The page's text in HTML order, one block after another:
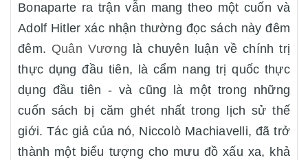
Bonaparte ra trận vẫn mang theo một cuốn và
Adolf Hitler xác nhận thường đọc sách này đêm
đêm. Quân Vương là chuyên luận về chính trị
thực dụng đầu tiên, là cẩm nang trị quốc thực
dụng đầu tiên - và cũng là một trong những
cuốn sách bị căm ghét nhất trong lịch sử thế
giới. Tác giả của nó, Niccolò Machiavelli, đã trở
thành một biểu tượng cho mưu đồ xấu xa, khả